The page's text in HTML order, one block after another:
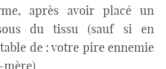
après avoir placé un
du tissu (sauf si en
table de : votre pire ennemie